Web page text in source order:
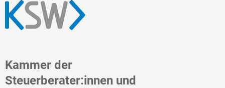
Kammer der
Steuerberater:innen und